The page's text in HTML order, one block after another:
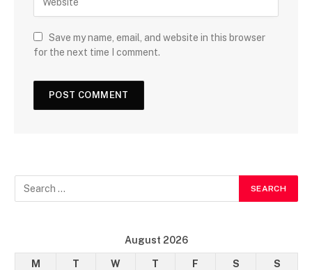
Save my name, email, and website in this browser
for the next time I comment.
August 2026
M T W T F S
S